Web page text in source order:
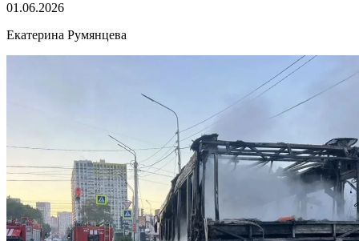
01.06.2026
Екатерина Румянцева